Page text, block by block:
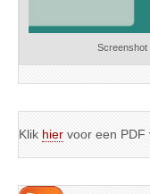
Screenshot
Klik hier voor een PDF